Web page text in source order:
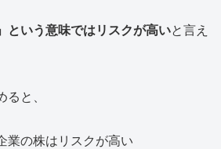
という意味ではリスクが高いと言え
ると、
業の株はリスクが高い